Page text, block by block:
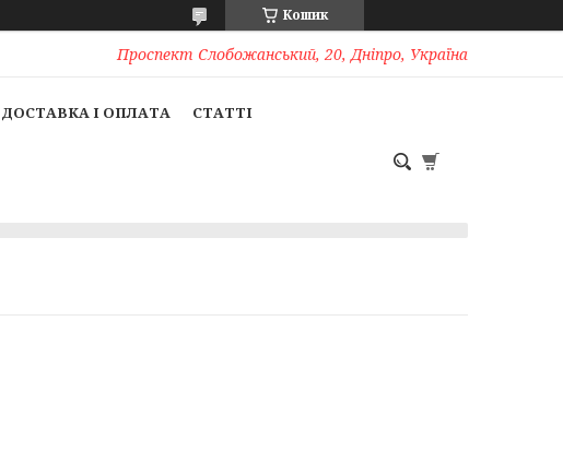
Кошик
Проспект Слобожанський, 20, Дніпро, Україна
ДОСТАВКА І ОПЛАТА СТАТТІ